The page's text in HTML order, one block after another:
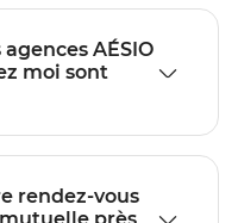
AÉSIO
moi sont
rendez-vous